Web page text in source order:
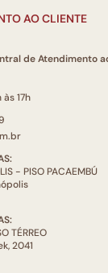
AO CLIENTE
de Atendimento
17h
- PISO PACAEMBÚ
TÉRREO
2041